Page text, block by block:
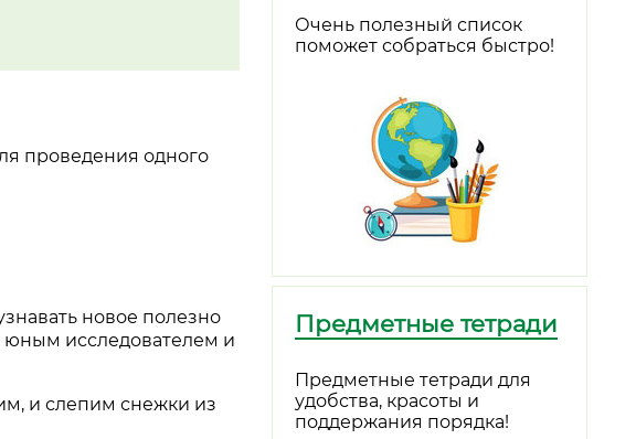
проведения одного
новое полезно
юным исследователем и
и слепим снежки из
Очень полезный список
поможет собраться быстро!
Предметные тетради
Предметные тетради для
удобства, красоты и
поддержания порядка!